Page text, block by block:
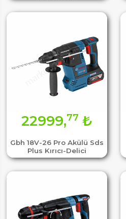
Gbh 18V-26 Pro Akülü Sds
Plus Kırıcı-Delici
22999,77 ₺